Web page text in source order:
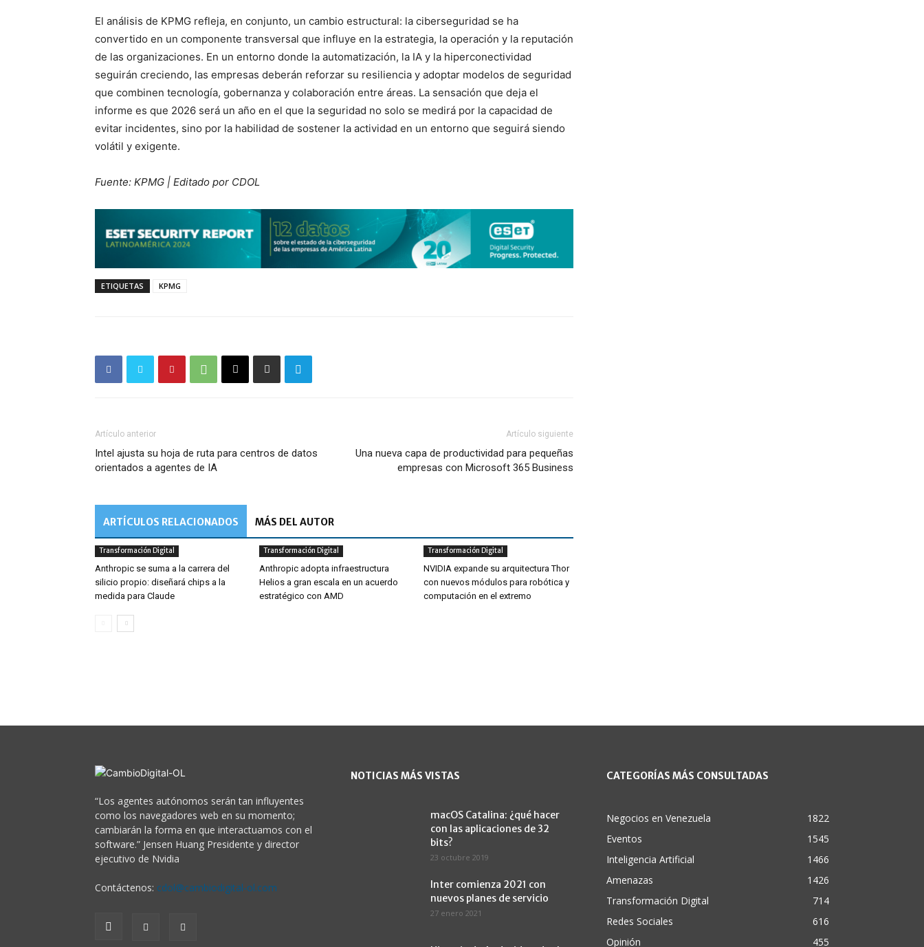
El análisis de KPMG refleja, en conjunto, un cambio estructural: la ciberseguridad se ha
convertido en un componente transversal que influye en la estrategia, la operación y la reputación
de las organizaciones. En un entorno donde la automatización, la IA y la hiperconectividad
seguirán creciendo, las empresas deberán reforzar su resiliencia y adoptar modelos de seguridad
que combinen tecnología, gobernanza y colaboración entre áreas. La sensación que deja el
informe es que 2026 será un año en el que la seguridad no solo se medirá por la capacidad de
evitar incidentes, sino por la habilidad de sostener la actividad en un entorno que seguirá siendo
volátil y exigente.
Fuente: KPMG | Editado por CDOL
ETIQUETAS KPMG
Artículo anterior
Intel ajusta su hoja de ruta para centros de datos
orientados a agentes de IA
Artículo siguiente
Una nueva capa de productividad para pequeñas
empresas con Microsoft 365 Business
ARTÍCULOS RELACIONADOS MÁS DEL AUTOR
Transformación Digital
Anthropic se suma a la carrera del
silicio propio: diseñará chips a la
medida para Claude
Transformación Digital
Anthropic adopta infraestructura
Helios a gran escala en un acuerdo
estratégico con AMD
Transformación Digital
NVIDIA expande su arquitectura Thor
con nuevos módulos para robótica y
computación en el extremo
“Los agentes autónomos serán tan influyentes
como los navegadores web en su momento;
cambiarán la forma en que interactuamos con el
software.” Jensen Huang Presidente y director
ejecutivo de Nvidia
Contáctenos: cdol@cambiodigital-ol.com
NOTICIAS MÁS VISTAS
macOS Catalina: ¿qué hacer
con las aplicaciones de 32
bits?
23 octubre 2019
Inter comienza 2021 con
nuevos planes de servicio
27 enero 2021
CATEGORÍAS MÁS CONSULTADAS
Negocios en Venezuela
1822
Eventos
1545
Inteligencia Artificial
1466
Amenazas
1426
Transformación Digital
714
Redes Sociales
616
Opinión
455